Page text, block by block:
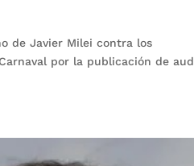
de Javier Milei contra los
por la publicación de